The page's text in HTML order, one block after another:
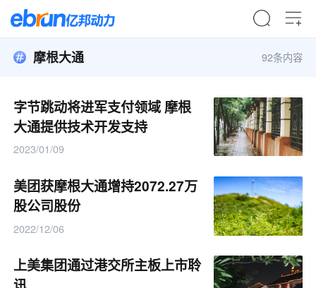
摩根大通 92条内容
字节跳动将进军支付领域 摩根
大通提供技术开发支持
2023/01/09
美团获摩根大通增持2072.27万
股公司股份
2022/12/06
上美集团通过港交所主板上市聆